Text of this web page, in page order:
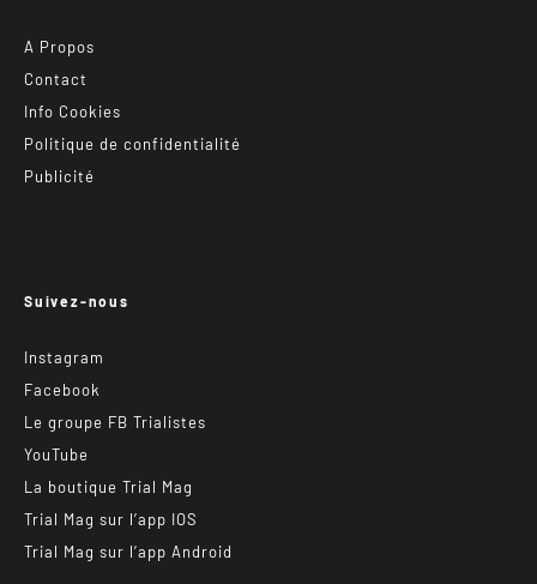
A Propos
Contact
Info Cookies
Politique de confidentialité
Publicité
Suivez-nous
Instagram
Facebook
Le groupe FB Trialistes
YouTube
La boutique Trial Mag
Trial Mag sur l’app IOS
Trial Mag sur l’app Android